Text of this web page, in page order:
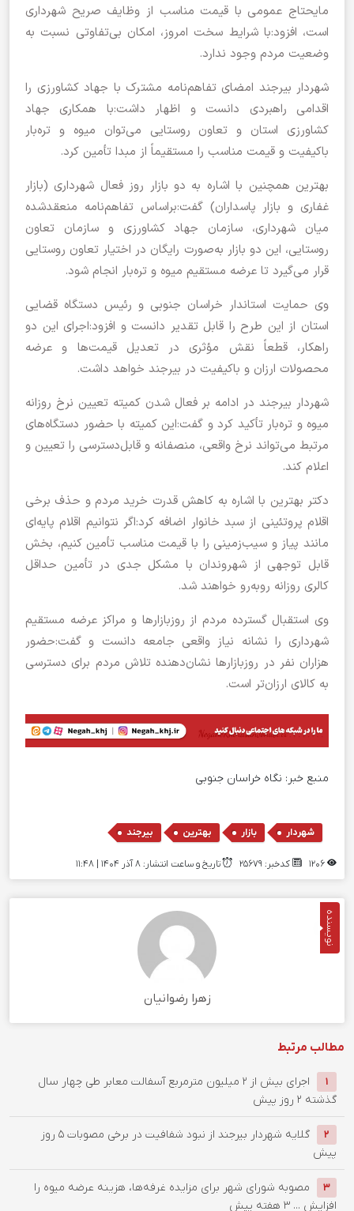
مایحتاج عمومی با قیمت مناسب از وظایف صریح شهرداری
است، افزود:با شرایط سخت امروز، امکان بی‌تفاوتی نسبت به
وضعیت مردم وجود ندارد.
شهردار بیرجند امضای تفاهم‌نامه مشترک با جهاد کشاورزی را
اقدامی راهبردی دانست و اظهار داشت:با همکاری جهاد
کشاورزی استان و تعاون روستایی می‌توان میوه و تره‌بار
باکیفیت و قیمت مناسب را مستقیماً از مبدا تأمین کرد.
بهترین همچنین با اشاره به دو بازار روز فعال شهرداری (بازار
غفاری و بازار پاسداران) گفت:براساس تفاهم‌نامه منعقدشده
میان شهرداری، سازمان جهاد کشاورزی و سازمان تعاون
روستایی، این دو بازار به‌صورت رایگان در اختیار تعاون روستایی
قرار می‌گیرد تا عرضه مستقیم میوه و تره‌بار انجام شود.
وی حمایت استاندار خراسان جنوبی و رئیس دستگاه قضایی
استان از این طرح را قابل تقدیر دانست و افزود:اجرای این دو
راهکار، قطعاً نقش مؤثری در تعدیل قیمت‌ها و عرضه
محصولات ارزان و باکیفیت در بیرجند خواهد داشت.
شهردار بیرجند در ادامه بر فعال شدن کمیته تعیین نرخ روزانه
میوه و تره‌بار تأکید کرد و گفت:این کمیته با حضور دستگاه‌های
مرتبط می‌تواند نرخ واقعی، منصفانه و قابل‌دسترسی را تعیین و
اعلام کند.
دکتر بهترین با اشاره به کاهش قدرت خرید مردم و حذف برخی
اقلام پروتئینی از سبد خانوار اضافه کرد:اگر نتوانیم اقلام پایه‌ای
مانند پیاز و سیب‌زمینی را با قیمت مناسب تأمین کنیم، بخش
قابل توجهی از شهروندان با مشکل جدی در تأمین حداقل
کالری روزانه روبه‌رو خواهند شد.
وی استقبال گسترده مردم از روزبازارها و مراکز عرضه مستقیم
شهرداری را نشانه نیاز واقعی جامعه دانست و گفت:حضور
هزاران نفر در روزبازارها نشان‌دهنده تلاش مردم برای دسترسی
به کالای ارزان‌تر است.
منبع خبر: نگاه خراسان جنوبی
شهردار , بازار , بهترین , بیرجند
کدخبر: 25679 تاریخ و ساعت انتشار: ۸ آذر ۱۴۰۴ | 11:48
نویسنده
زهرا رضوانیان
مطالب مرتبط
1
اجرای بیش از ۲ میلیون مترمربع آسفالت معابر طی چهار سال
گذشته 2 روز پیش
2 گلایه شهردار بیرجند از نبود شفافیت در برخی مصوبات
5 روز
پیش
3
مصوبه شورای شهر برای مزایده غرفه‌ها، هزینه عرضه میوه را
افزایش ... 3 هفته پیش